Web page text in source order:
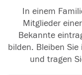
In einem
Mitglieder
Bekannte
bilden. Bleiben
und tragen